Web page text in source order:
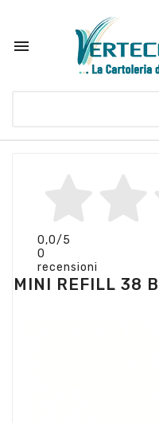

0,0/5
0
recensioni
MINI REFILL 38